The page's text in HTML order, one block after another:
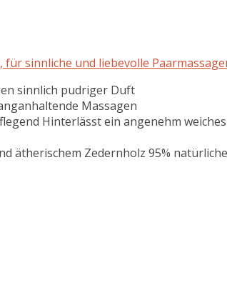
sinnliche und liebevolle
sinnlich pudriger Duft
Massagen
Hinterlässt ein angenehm
ätherischem Zedernholz 95%